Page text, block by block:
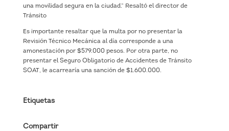
una movilidad segura en la ciudad.” Resaltó el director de
Tránsito
Es importante resaltar que la multa por no presentar la
Revisión Técnico Mecánica al día corresponde a una
amonestación por $579.000 pesos. Por otra parte, no
presentar el Seguro Obligatorio de Accidentes de Tránsito
SOAT, le acarrearía una sanción de $1.600.000.
Etiquetas
Compartir